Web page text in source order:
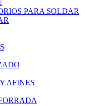
PARA SOLDAR
AFINES